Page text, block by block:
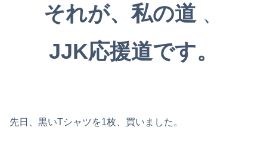
それが、私の道 、
JJK応援道です。
先日、黒いTシャツを1枚、買いました。